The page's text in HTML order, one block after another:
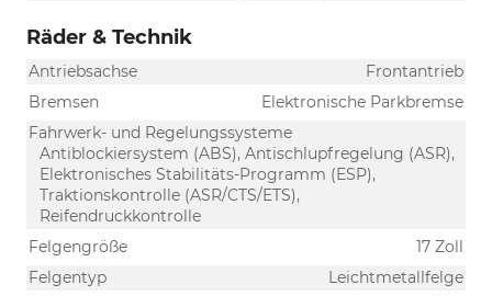
Räder & Technik
Antriebsachse
Frontantrieb
Bremsen
Elektronische Parkbremse
Fahrwerk- und Regelungssysteme
Antiblockiersystem (ABS), Antischlupfregelung (ASR),
Elektronisches Stabilitäts-Programm (ESP),
Traktionskontrolle (ASR/CTS/ETS),
Reifendruckkontrolle
Felgengröße
17 Zoll
Felgentyp
Leichtmetallfelge